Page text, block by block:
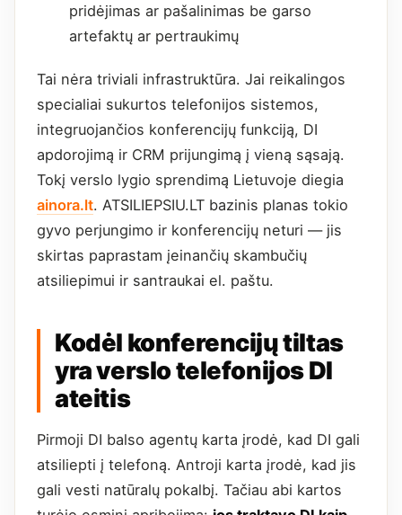
pridėjimas ar pašalinimas be garso
artefaktų ar pertraukimų
Tai nėra triviali infrastruktūra. Jai reikalingos
specialiai sukurtos telefonijos sistemos,
integruojančios konferencijų funkciją, DI
apdorojimą ir CRM prijungimą į vieną sąsają.
Tokį verslo lygio sprendimą Lietuvoje diegia
ainora.lt. ATSILIEPSIU.LT bazinis planas tokio
gyvo perjungimo ir konferencijų neturi — jis
skirtas paprastam įeinančių skambučių
atsiliepimui ir santraukai el. paštu.
Kodėl konferencijų tiltas
yra verslo telefonijos DI
ateitis
Pirmoji DI balso agentų karta įrodė, kad DI gali
atsiliepti į telefoną. Antroji karta įrodė, kad jis
gali vesti natūralų pokalbį. Tačiau abi kartos